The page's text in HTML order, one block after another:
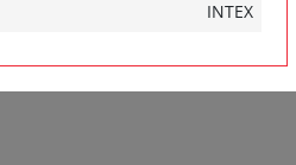
INTEX